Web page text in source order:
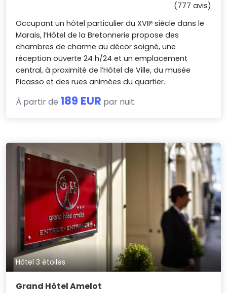
(777 avis)
Occupant un hôtel particulier du XVIIᵉ siècle dans le
Marais, l’Hôtel de la Bretonnerie propose des
chambres de charme au décor soigné, une
réception ouverte 24 h/24 et un emplacement
central, à proximité de l’Hôtel de Ville, du musée
Picasso et des rues animées du quartier.
À partir de 189 EUR par nuit
Hôtel 3 étoiles
Grand Hôtel Amelot